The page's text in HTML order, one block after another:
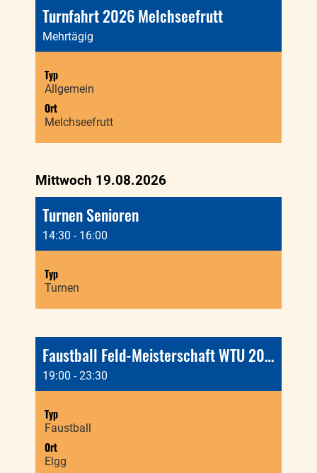
Turnfahrt 2026 Melchseefrutt
Mehrtägig
Typ
Allgemein
Ort
Melchseefrutt
Mittwoch 19.08.2026
Turnen Senioren
14:30 - 16:00
Typ
Turnen
Faustball Feld-Meisterschaft WTU 2026, Senioren
19:00 - 23:30
Typ
Faustball
Ort
Elgg